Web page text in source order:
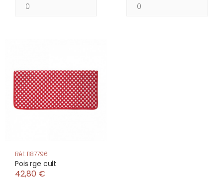
Réf: 1187796
Pois rge cult
42,80 €